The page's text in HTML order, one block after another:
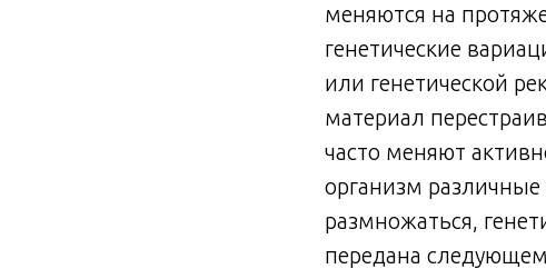
меняются на
генетические
или генетической
материал
часто меняют
организм
размножаться,
передана